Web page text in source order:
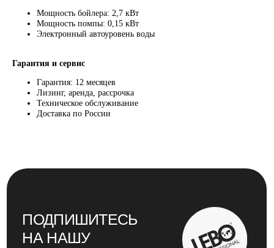
Мощность бойлера: 2,7 кВт
Мощность помпы: 0,15 кВт
Электронный автоуровень воды
Гарантия и сервис
Гарантия: 12 месяцев
Лизинг, аренда, рассрочка
Техническое обслуживание
Доставка по России
рынка. © LEBO Professional. При воспроизведении
материалов сайта обязательна установка активной
гиперссылки на источник — страницу с этой публикацией на
pro.lebo.ru
+74996430430
ежедневно с 9:00 до 18:00
г. Люберцы,
Котельнический
проезд, д. 3
pro@lebo.ru
Политика конфиденциальности